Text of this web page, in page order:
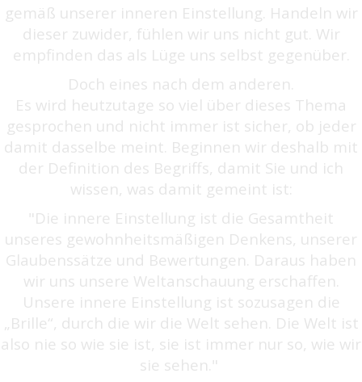
gemäß unserer inneren Einstellung. Handeln wir
dieser zuwider, fühlen wir uns nicht gut. Wir
empfinden das als Lüge uns selbst gegenüber.
Doch eines nach dem anderen.
Es wird heutzutage so viel über dieses Thema
gesprochen und nicht immer ist sicher, ob jeder
damit dasselbe meint. Beginnen wir deshalb mit
der Definition des Begriffs, damit Sie und ich
wissen, was damit gemeint ist:
"Die innere Einstellung ist die Gesamtheit
unseres gewohnheitsmäßigen Denkens, unserer
Glaubenssätze und Bewertungen. Daraus haben
wir uns unsere Weltanschauung erschaffen.
Unsere innere Einstellung ist sozusagen die
„Brille“, durch die wir die Welt sehen. Die Welt ist
also nie so wie sie ist, sie ist immer nur so, wie wir
sie sehen."